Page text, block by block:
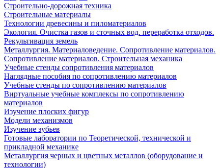
Строительно-дорожная техника
Строительные материалы
Технологии древесины и пиломатериалов
Экология. Очистка газов и сточных вод. переработка отходов.
Рекультивация земель
Металлургия. Материаловедение. Сопротивление материалов.
Сопротивление материалов. Строительная механика
Учебные стенды сопротивления материалов
Наглядные пособия по сопротивлению материалов
Учебные стенды по сопротивлению материалов
Виртуальные учебные комплексы по сопротивлению
материалов
Изучение плоских фигур
Модели механизмов
Изучение зубьев
Готовые лаборатории по Теоретической, технической и
прикладной механике
Металлургия черных и цветных металлов (оборудование и
технологии)